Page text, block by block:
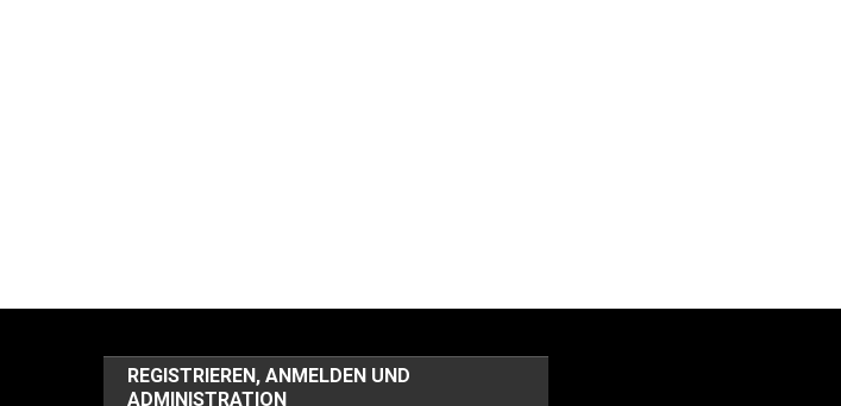
REGISTRIEREN, ANMELDEN UND
ADMINISTRATION